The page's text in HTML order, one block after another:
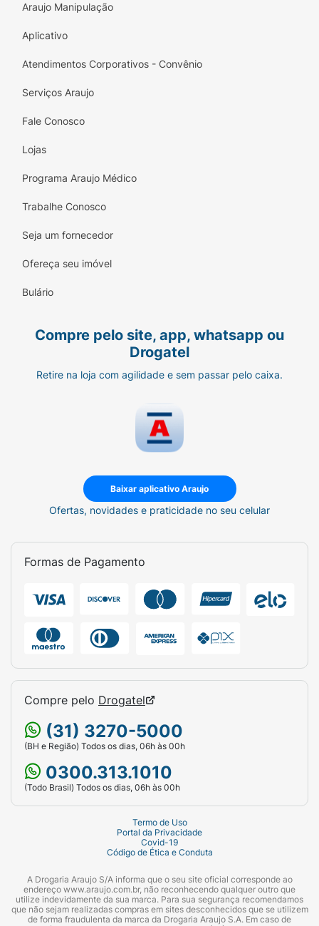
Araujo Manipulação
Aplicativo
Atendimentos Corporativos - Convênio
Serviços Araujo
Fale Conosco
Lojas
Programa Araujo Médico
Trabalhe Conosco
Seja um fornecedor
Ofereça seu imóvel
Bulário
Compre pelo site, app, whatsapp ou
Drogatel
Retire na loja com agilidade e sem passar pelo caixa.
Baixar aplicativo Araujo
Ofertas, novidades e praticidade no seu celular
Formas de Pagamento
Compre pelo Drogatel
(31) 3270-5000
(BH e Região) Todos os dias, 06h às 00h
0300.313.1010
(Todo Brasil) Todos os dias, 06h às 00h
Termo de Uso
Portal da Privacidade
Covid-19
Código de Ética e Conduta
A Drogaria Araujo S/A informa que o seu site oficial corresponde ao
endereço www.araujo.com.br, não reconhecendo qualquer outro que
utilize indevidamente da sua marca. Para sua segurança recomendamos
que não sejam realizadas compras em sites desconhecidos que se utilizem
de forma fraudulenta da marca da Drogaria Araujo S.A. Em caso de